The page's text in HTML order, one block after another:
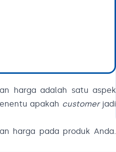
harga adalah satu aspek
apakah customerjadi
harga pada produk Anda.